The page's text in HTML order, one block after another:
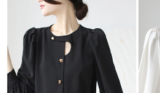
【注意事項】
１．透過由恩沛科技股份有限公司提供之「
易，需依本服務之必要範圍內提供個人資料
權轉讓予恩沛科技股份有限公司。
２．關於個人資料處理事宜，請瀏覽以下網址
https://aftee.tw/terms/#terms3
３．未成年的使用者請事先徵得法定代理人
「AFTEE先享後付」，若未經同意申辦者引
7-11付款取貨
每筆NT$80，滿NT$699(含以上)免運費
付款後7-11取貨
每筆NT$80，滿NT$699(含以上)免運費
宅配